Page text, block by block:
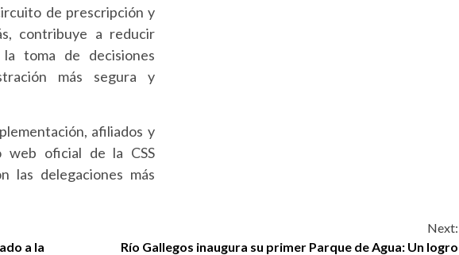
de prescripción y
contribuye a reducir
toma de decisiones
más segura y
afiliados y
web oficial de la CSS
las delegaciones más
a la
Next:
Río Gallegos inaugura su primer Parque de Agua: Un logro